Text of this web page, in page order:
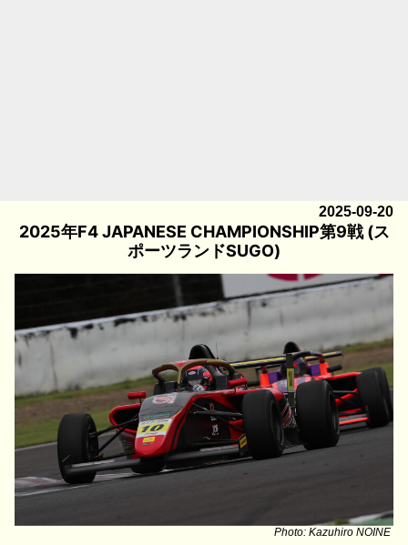
2025-09-20
2025年F4 JAPANESE CHAMPIONSHIP第9戦 (ス
ポーツランドSUGO)
Photo: Kazuhiro NOINE